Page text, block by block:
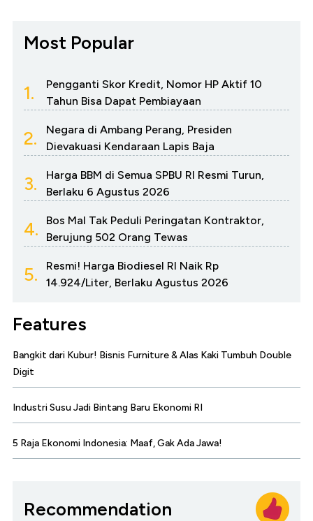
Most Popular
1.
Pengganti Skor Kredit, Nomor HP Aktif 10
Tahun Bisa Dapat Pembiayaan
2.
Negara di Ambang Perang, Presiden
Dievakuasi Kendaraan Lapis Baja
3.
Harga BBM di Semua SPBU RI Resmi Turun,
Berlaku 6 Agustus 2026
4.
Bos Mal Tak Peduli Peringatan Kontraktor,
Berujung 502 Orang Tewas
5.
Resmi! Harga Biodiesel RI Naik Rp
14.924/Liter, Berlaku Agustus 2026
Features
Bangkit dari Kubur! Bisnis Furniture & Alas Kaki Tumbuh Double
Digit
Industri Susu Jadi Bintang Baru Ekonomi RI
5 Raja Ekonomi Indonesia: Maaf, Gak Ada Jawa!
Recommendation